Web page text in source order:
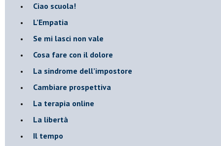
​Ciao scuola!
​L’Empatia
​Se mi lasci non vale
Cosa fare con il dolore
​La sindrome dell’impostore
​Cambiare prospettiva
La terapia online
La libertà
​Il tempo